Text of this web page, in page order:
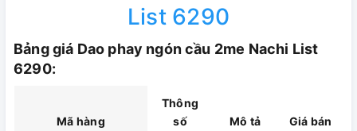
List 6290
Bảng giá Dao phay ngón cầu 2me Nachi List
6290:
Mã hàng
Thông
số
Mô tả Giá bán